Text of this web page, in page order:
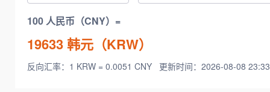
100 人民币（CNY）=
19633韩元（KRW）
反向汇率：1 KRW = 0.0051 CNY 更新时间：2026-08-08